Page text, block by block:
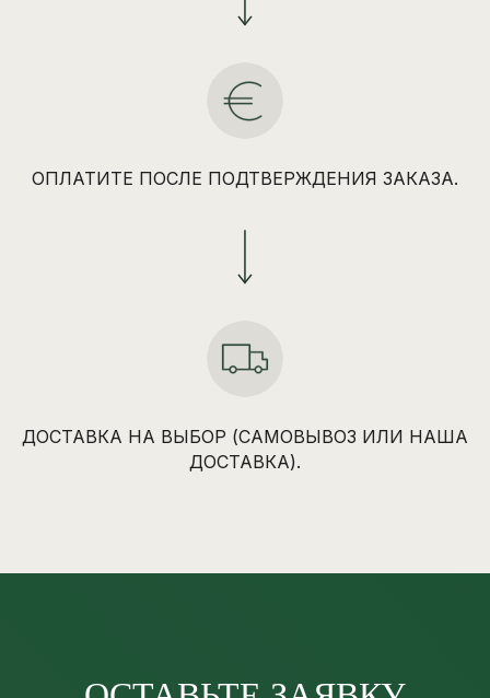
ОПЛАТИТЕ ПОСЛЕ ПОДТВЕРЖДЕНИЯ ЗАКАЗА.
ДОСТАВКА НА ВЫБОР (САМОВЫВОЗ ИЛИ НАША
ДОСТАВКА).